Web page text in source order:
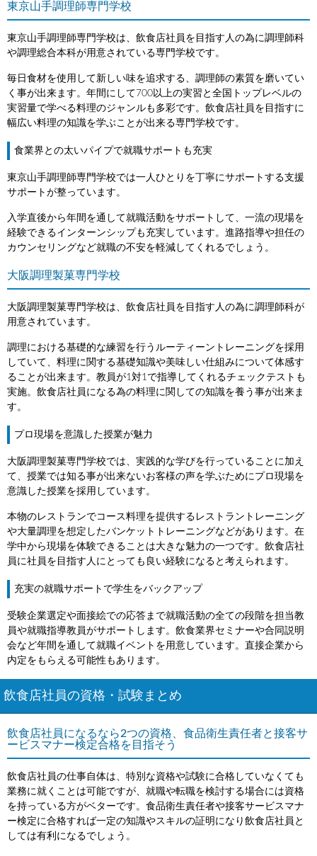
東京山手調理師専門学校
東京山手調理師専門学校は、飲食店社員を目指す人の為に調理師科
や調理総合本科が用意されている専門学校です。
毎日食材を使用して新しい味を追求する、調理師の素質を磨いてい
く事が出来ます。年間にして700以上の実習と全国トップレベルの
実習量で学べる料理のジャンルも多彩です。飲食店社員を目指すに
幅広い料理の知識を学ぶことが出来る専門学校です。
食業界との太いパイプで就職サポートも充実
東京山手調理師専門学校では一人ひとりを丁寧にサポートする支援
サポートが整っています。
入学直後から年間を通して就職活動をサポートして、一流の現場を
経験できるインターンシップも充実しています。進路指導や担任の
カウンセリングなど就職の不安を軽減してくれるでしょう。
大阪調理製菓専門学校
大阪調理製菓専門学校は、飲食店社員を目指す人の為に調理師科が
用意されています。
調理における基礎的な練習を行うルーティーントレーニングを採用
していて、料理に関する基礎知識や美味しい仕組みについて体感す
ることが出来ます。教員が1対1で指導してくれるチェックテストも
実施。飲食店社員になる為の料理に関しての知識を養う事が出来ま
す。
プロ現場を意識した授業が魅力
大阪調理製菓専門学校では、実践的な学びを行っていることに加え
て、授業では知る事が出来ないお客様の声を学ぶためにプロ現場を
意識した授業を採用しています。
本物のレストランでコース料理を提供するレストラントレーニング
や大量調理を想定したバンケットトレーニングなどがあります。在
学中から現場を体験できることは大きな魅力の一つです。飲食店社
員に社員を目指す人にとっても良い経験になると考えられます。
充実の就職サポートで学生をバックアップ
受験企業選定や面接絵での応答まで就職活動の全ての段階を担当教
員や就職指導教員がサポートします。飲食業界セミナーや合同説明
会など年間を通して就職イベントを用意しています。直接企業から
内定をもらえる可能性もあります。
飲食店社員の資格・試験まとめ
飲食店社員になるなら2つの資格、食品衛生責任者と接客サ
ービスマナー検定合格を目指そう
飲食店社員の仕事自体は、特別な資格や試験に合格していなくても
業務に就くことは可能ですが、就職や転職を検討する場合には資格
を持っている方がベターです。食品衛生責任者や接客サービスマナ
ー検定に合格すれば一定の知識やスキルの証明になり飲食店社員と
しては有利になるでしょう。